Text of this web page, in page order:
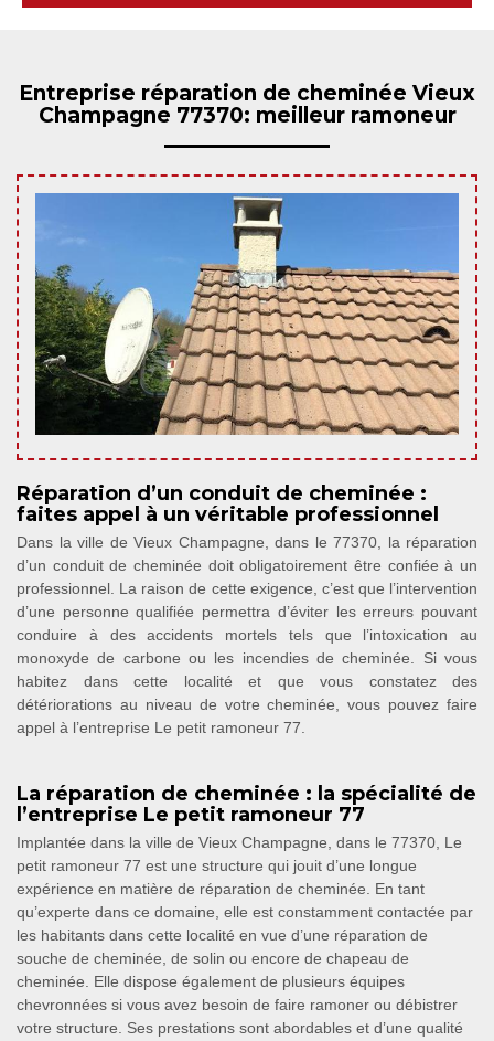
Entreprise réparation de cheminée Vieux
Champagne 77370: meilleur ramoneur
Réparation d’un conduit de cheminée :
faites appel à un véritable professionnel
Dans la ville de Vieux Champagne, dans le 77370, la réparation
d’un conduit de cheminée doit obligatoirement être confiée à un
professionnel. La raison de cette exigence, c’est que l’intervention
d’une personne qualifiée permettra d’éviter les erreurs pouvant
conduire à des accidents mortels tels que l’intoxication au
monoxyde de carbone ou les incendies de cheminée. Si vous
habitez dans cette localité et que vous constatez des
détériorations au niveau de votre cheminée, vous pouvez faire
appel à l’entreprise Le petit ramoneur 77.
La réparation de cheminée : la spécialité de
l’entreprise Le petit ramoneur 77
Implantée dans la ville de Vieux Champagne, dans le 77370, Le
petit ramoneur 77 est une structure qui jouit d’une longue
expérience en matière de réparation de cheminée. En tant
qu’experte dans ce domaine, elle est constamment contactée par
les habitants dans cette localité en vue d’une réparation de
souche de cheminée, de solin ou encore de chapeau de
cheminée. Elle dispose également de plusieurs équipes
chevronnées si vous avez besoin de faire ramoner ou débistrer
votre structure. Ses prestations sont abordables et d’une qualité